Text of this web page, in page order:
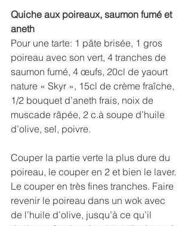
Quiche aux poireaux, saumon fumé et
aneth
Pour une tarte: 1 pâte brisée, 1 gros
poireau avec son vert, 4 tranches de
saumon fumé, 4 œufs, 20cl de yaourt
nature « Skyr », 15cl de crème fraîche,
1/2 bouquet d’aneth frais, noix de
muscade râpée, 2 c.à soupe d’huile
d’olive, sel, poivre.
Couper la partie verte la plus dure du
poireau, le couper en 2 et bien le laver.
Le couper en très fines tranches. Faire
revenir le poireau dans un wok avec
de l’huile d’olive, jusqu’à ce qu’il